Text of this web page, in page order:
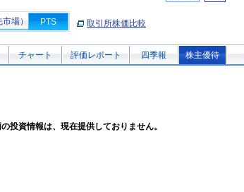
場） PTS 取引所株価比較
チャート 評価レポート 四季報 株主優待
投資情報は、現在提供しておりません。